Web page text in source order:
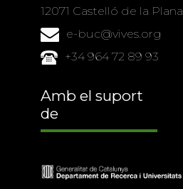
12071 Castelló de la Plana
e-buc@vives.org
+34 964 72 89 93
Amb el suport
de